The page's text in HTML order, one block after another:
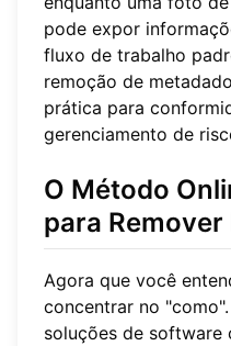
pode expor
fluxo de trabalho
remoção de
prática para
gerenciamento de
O Método
para Remover
Agora que você
concentrar no
soluções de software